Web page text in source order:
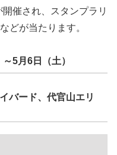
催され、スタンプラリ
どが当たります。
5月6日（土）
バード、代官山エリ